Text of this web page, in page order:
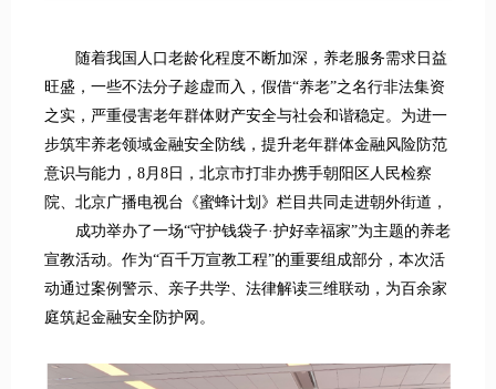
随着我国人口老龄化程度不断加深，养老服务需求日益
旺盛，一些不法分子趁虚而入，假借“养老”之名行非法集资
之实，严重侵害老年群体财产安全与社会和谐稳定。为进一
步筑牢养老领域金融安全防线，提升老年群体金融风险防范
意识与能力，8月8日，北京市打非办携手朝阳区人民检察
院、北京广播电视台《蜜蜂计划》栏目共同走进朝外街道，
成功举办了一场“守护钱袋子·护好幸福家”为主题的养老
宣教活动。作为“百千万宣教工程”的重要组成部分，本次活
动通过案例警示、亲子共学、法律解读三维联动，为百余家
庭筑起金融安全防护网。